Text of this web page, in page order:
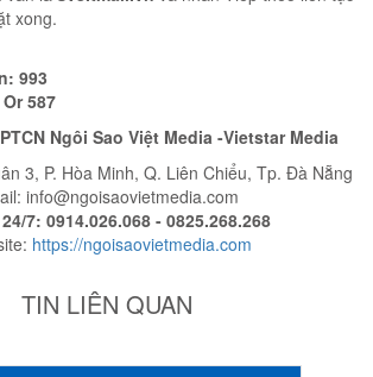
xong.
993
587
Ngôi Sao Việt Media -Vietstar Media
3, P. Hòa Minh, Q. Liên Chiểu, Tp. Đà Nẵng
info@ngoisaovietmedia.com
7: 0914.026.068 - 0825.268.268
https://ngoisaovietmedia.com
TIN LIÊN QUAN